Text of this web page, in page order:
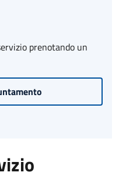
prenotando un